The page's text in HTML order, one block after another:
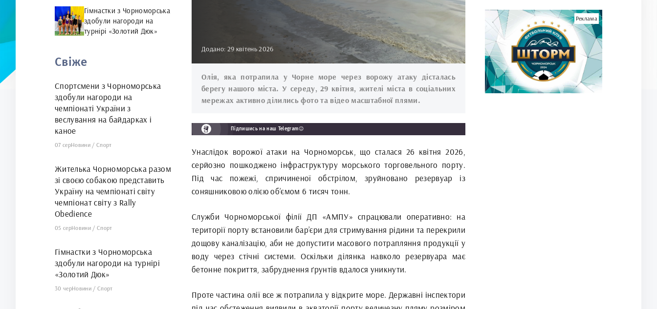
Додано: 29 квітень 2026
Олія, яка потрапила у Чорне море через ворожу атаку дісталась
берегу нашого міста. У середу, 29 квітня, жителі міста в соціальних
мережах активно ділились фото та відео масштабної плями.
Підпишись на наш Telegram😉
Унаслідок ворожої атаки на Чорноморськ, що сталася 26 квітня 2026,
серйозно пошкоджено інфраструктуру морського торговельного порту.
Під час пожежі, спричиненої обстрілом, зруйновано резервуар із
соняшниковою олією об’ємом 6 тисяч тонн.
Служби Чорноморської філії ДП «АМПУ» спрацювали оперативно: на
території порту встановили бар’єри для стримування рідини та перекрили
дощову каналізацію, аби не допустити масового потрапляння продукції у
воду через стічні системи. Оскільки ділянка навколо резервуара має
бетонне покриття, забруднення ґрунтів вдалося уникнути.
Проте частина олії все ж потрапила у відкрите море. Державні інспектори
світу з Rally Obedience
Гімнастки з Чорноморська
здобули нагороди на
турнірі «Золотий Дюк»
Свіже
Спортсмени з Чорноморська
здобули нагороди на
чемпіонаті України з
веслування на байдарках і
каное
07 серНовини /Спорт
Жителька Чорноморська разом
зі своєю собакою представить
Україну на чемпіонаті світу
чемпіонат світу з Rally
Obedience
05 серНовини /Спорт
Гімнастки з Чорноморська
здобули нагороди на турнірі
«Золотий Дюк»
30 черНовини /Спорт
Реклама